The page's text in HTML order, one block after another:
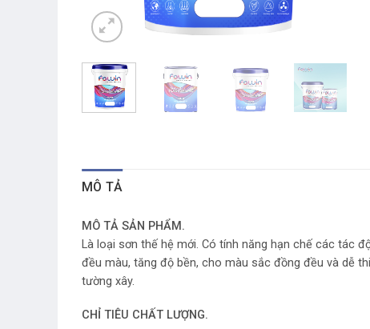
MÔ TẢ
MÔ TẢ SẢN PHẨM.
Là loại sơn thế hệ mới. Có tính năng hạn chế các tác
đều màu, tăng độ bền, cho màu sắc đồng đều và dễ
tường xây.
CHỈ TIÊU CHẤT LƯỢNG.